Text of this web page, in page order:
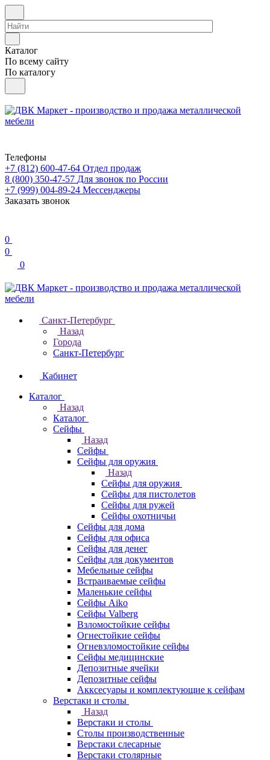
Каталог
По всему сайту
По каталогу
Телефоны
+7 (812) 600-47-64 Отдел продаж
8 (800) 350-47-57 Для звонок по России
+7 (999) 004-89-24 Мессенджеры
Заказать звонок
0
0
0
Санкт-Петербург
Назад
Города
Санкт-Петербург
Кабинет
Каталог
Назад
Каталог
Cейфы
Назад
Cейфы
Cейфы для оружия
Назад
Cейфы для оружия
Сейфы для пистолетов
Сейфы для ружей
Сейфы охотничьи
Cейфы для дома
Cейфы для офиса
Сейфы для денег
Сейфы для документов
Мебельные сейфы
Встраиваемые сейфы
Маленькие сейфы
Сейфы Aiko
Сейфы Valberg
Взломостойкие сейфы
Огнестойкие сейфы
Огневзломостойкие сейфы
Сейфы медицинские
Депозитные ячейки
Депозитные сейфы
Акксесуары и комплектующие к сейфам
Верстаки и столы
Назад
Верстаки и столы
Столы производственные
Верстаки слесарные
Верстаки столярные